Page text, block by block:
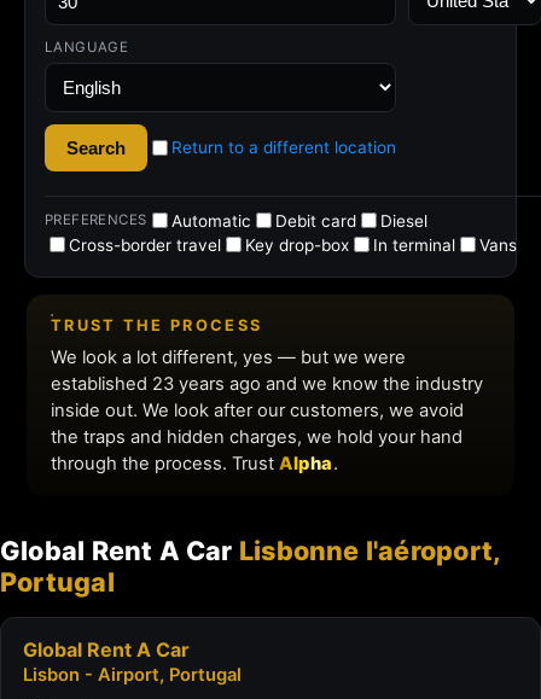
Global Rent A Car Lisbonne l'aéroport,
Portugal
Global Rent A Car
Lisbon - Airport, Portugal